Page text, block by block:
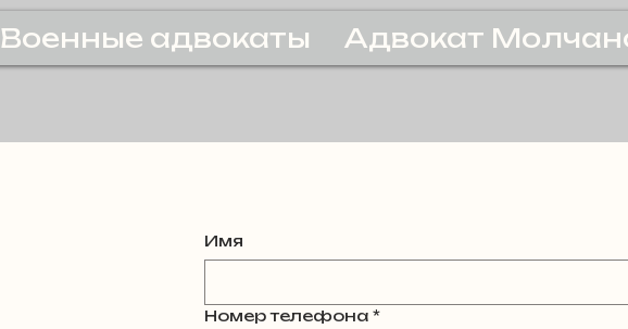
Военные адвокаты Адвокат
Имя
Номер телефона *